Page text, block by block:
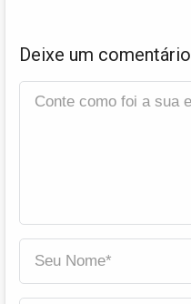
Deixe um comentário